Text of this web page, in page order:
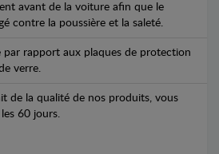
avant de la voiture afin que le
contre la poussière et la saleté.
par rapport aux plaques de protection
verre.
de la qualité de nos produits, vous
60 jours.